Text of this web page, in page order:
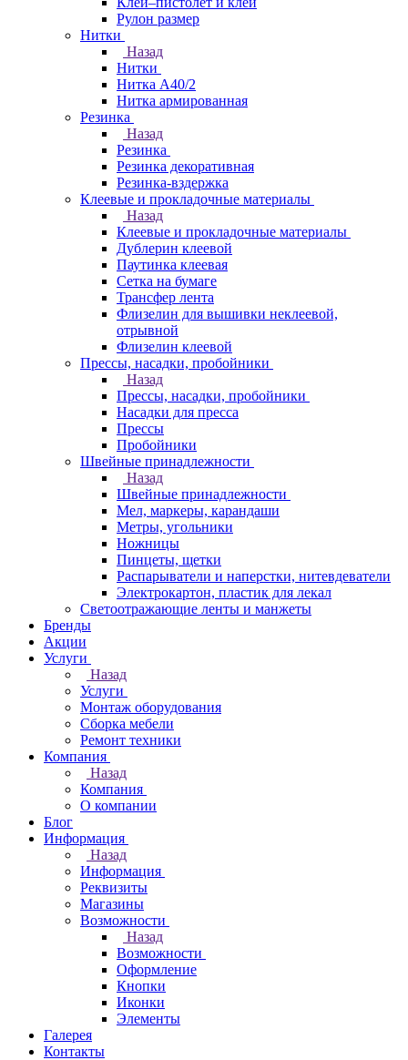
Рулон размер
Нитки
Назад
Нитки
Нитка А40/2
Нитка армированная
Резинка
Назад
Резинка
Резинка декоративная
Резинка-вздержка
Клеевые и прокладочные материалы
Назад
Клеевые и прокладочные материалы
Дублерин клеевой
Паутинка клеевая
Сетка на бумаге
Трансфер лента
Флизелин для вышивки неклеевой,
отрывной
Флизелин клеевой
Прессы, насадки, пробойники
Назад
Прессы, насадки, пробойники
Насадки для пресса
Прессы
Пробойники
Швейные принадлежности
Назад
Швейные принадлежности
Мел, маркеры, карандаши
Метры, угольники
Ножницы
Пинцеты, щетки
Распарыватели и наперстки, нитевдеватели
Электрокартон, пластик для лекал
Светоотражающие ленты и манжеты
Бренды
Акции
Услуги
Назад
Услуги
Монтаж оборудования
Сборка мебели
Ремонт техники
Компания
Назад
Компания
О компании
Блог
Информация
Назад
Информация
Реквизиты
Магазины
Возможности
Назад
Возможности
Оформление
Кнопки
Иконки
Элементы
Галерея
Контакты